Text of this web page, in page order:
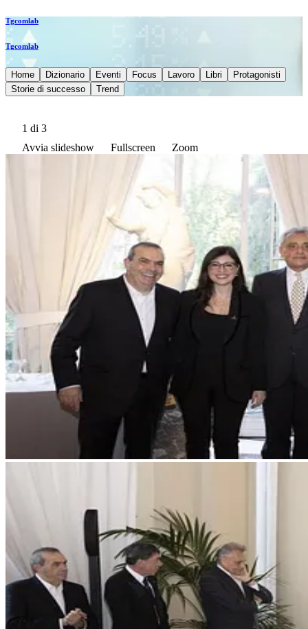
Tgcomlab
Tgcomlab
Home Dizionario Eventi Focus Lavoro Libri
Protagonisti
Storie di successo
Trend
1 di 3
Avvia slideshow
Fullscreen Zoom